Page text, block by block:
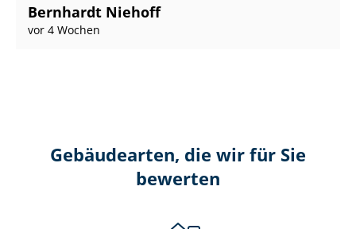
Bernhardt Niehoff
vor 4 Wochen
Gebäudearten, die wir für Sie
bewerten